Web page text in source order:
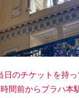
日のチケットを持
間前からプラハ本